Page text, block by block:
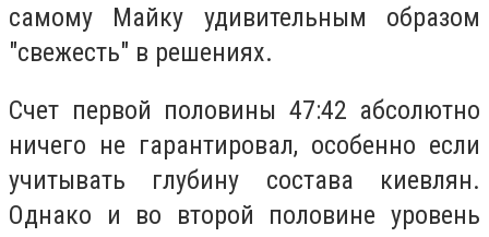
самому Майку удивительным образом
"свежесть" в решениях.
Счет первой половины 47:42 абсолютно
ничего не гарантировал, особенно если
учитывать глубину состава киевлян.
Однако и во второй половине уровень